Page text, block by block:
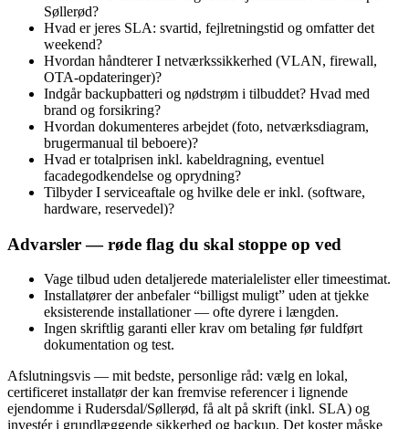
Søllerød?
Hvad er jeres SLA: svartid, fejlretningstid og omfatter det
weekend?
Hvordan håndterer I netværkssikkerhed (VLAN, firewall,
OTA‑opdateringer)?
Indgår backupbatteri og nødstrøm i tilbuddet? Hvad med
brand og forsikring?
Hvordan dokumenteres arbejdet (foto, netværksdiagram,
brugermanual til beboere)?
Hvad er totalprisen inkl. kabeldragning, eventuel
facadegodkendelse og oprydning?
Tilbyder I serviceaftale og hvilke dele er inkl. (software,
hardware, reservedel)?
Advarsler — røde flag du skal stoppe op ved
Vage tilbud uden detaljerede materialelister eller timeestimat.
Installatører der anbefaler “billigst muligt” uden at tjekke
eksisterende installationer — ofte dyrere i længden.
Ingen skriftlig garanti eller krav om betaling før fuldført
dokumentation og test.
Afslutningsvis — mit bedste, personlige råd: vælg en lokal,
certificeret installatør der kan fremvise referencer i lignende
ejendomme i Rudersdal/Søllerød, få alt på skrift (inkl. SLA) og
investér i grundlæggende sikkerhed og backup. Det koster måske